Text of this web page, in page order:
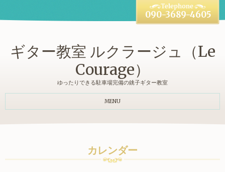
ギター教室 ルクラージュ（Le
Courage）
ゆったりできる駐車場完備の銚子ギター教室
090-3689-4605
MENU
カレンダー